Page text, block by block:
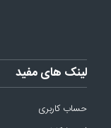
لینک های مفید
حساب کاربری